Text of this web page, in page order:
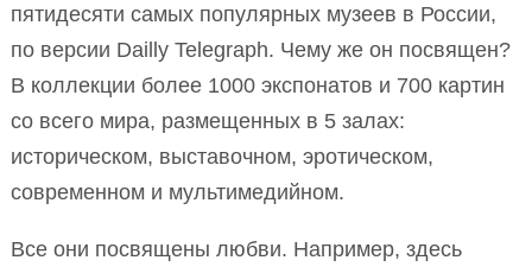
пятидесяти самых популярных музеев в России,
по версии Dailly Telegraph. Чему же он посвящен?
В коллекции более 1000 экспонатов и 700 картин
со всего мира, размещенных в 5 залах:
историческом, выставочном, эротическом,
современном и мультимедийном.
Все они посвящены любви. Например, здесь